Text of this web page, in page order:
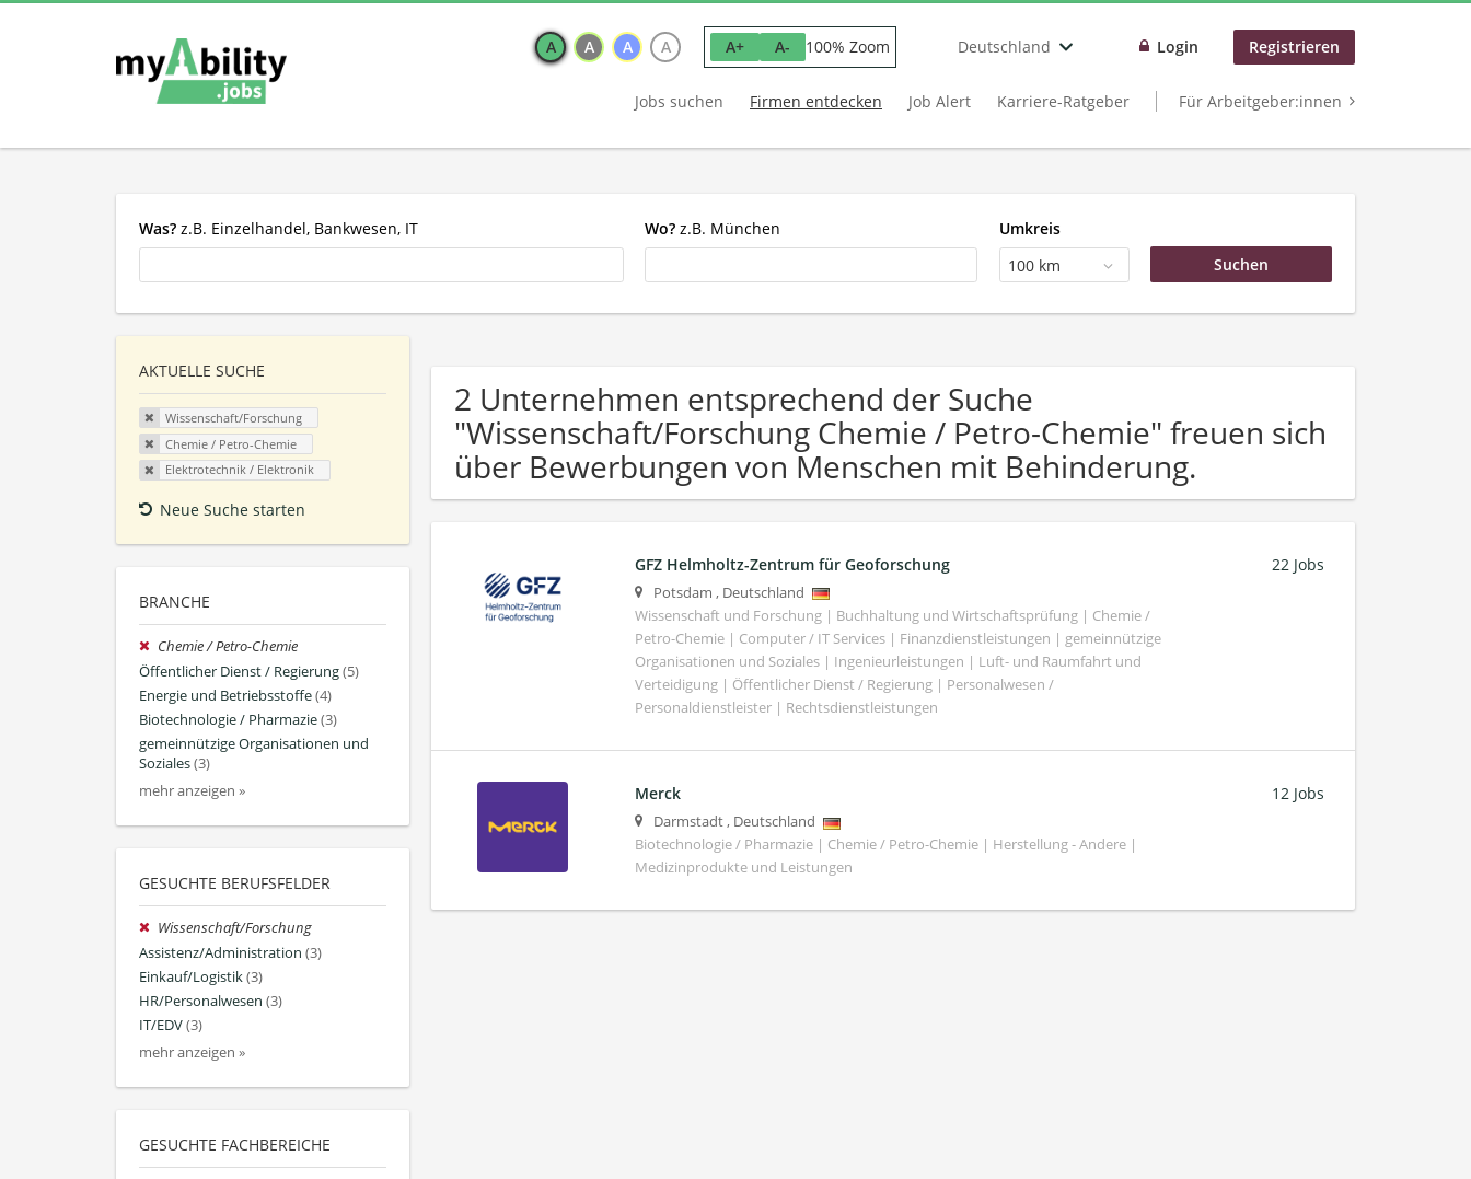
A A A A A+ A- 100% Zoom Deutschland Login Registrieren
Jobs suchen Firmen entdecken Job Alert Karriere-Ratgeber Für Arbeitgeber:innen
Was? z.B. Einzelhandel, Bankwesen, IT Wo? z.B. München
Umkreis
100 km
AKTUELLE SUCHE
Wissenschaft/Forschung
Chemie / Petro-Chemie
Elektrotechnik / Elektronik
Neue Suche starten
BRANCHE
Chemie / Petro-Chemie
Öffentlicher Dienst / Regierung(5)
Energie und Betriebsstoffe(4)
Biotechnologie / Pharmazie(3)
gemeinnützige Organisationen und
Soziales(3)
mehr anzeigen »
GESUCHTE BERUFSFELDER
Wissenschaft/Forschung
Assistenz/Administration (3)
Einkauf/Logistik(3)
HR/Personalwesen (3)
IT/EDV(3)
mehr anzeigen »
GESUCHTE FACHBEREICHE
2 Unternehmen entsprechend der Suche
"Wissenschaft/Forschung Chemie / Petro-Chemie" freuen sich
über Bewerbungen von Menschen mit Behinderung.
GFZ Helmholtz-Zentrum für Geoforschung
Potsdam , Deutschland
Wissenschaft und Forschung | Buchhaltung und Wirtschaftsprüfung | Chemie /
Petro-Chemie | Computer / IT Services | Finanzdienstleistungen | gemeinnützige
Organisationen und Soziales | Ingenieurleistungen | Luft- und Raumfahrt und
Verteidigung | Öffentlicher Dienst / Regierung | Personalwesen /
Personaldienstleister | Rechtsdienstleistungen
22 Jobs
Merck
Darmstadt, Deutschland
Biotechnologie / Pharmazie | Chemie / Petro-Chemie | Herstellung - Andere |
Medizinprodukte und Leistungen
12 Jobs